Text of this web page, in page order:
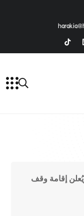
107 عرسان ويُعلن إقامة وقف